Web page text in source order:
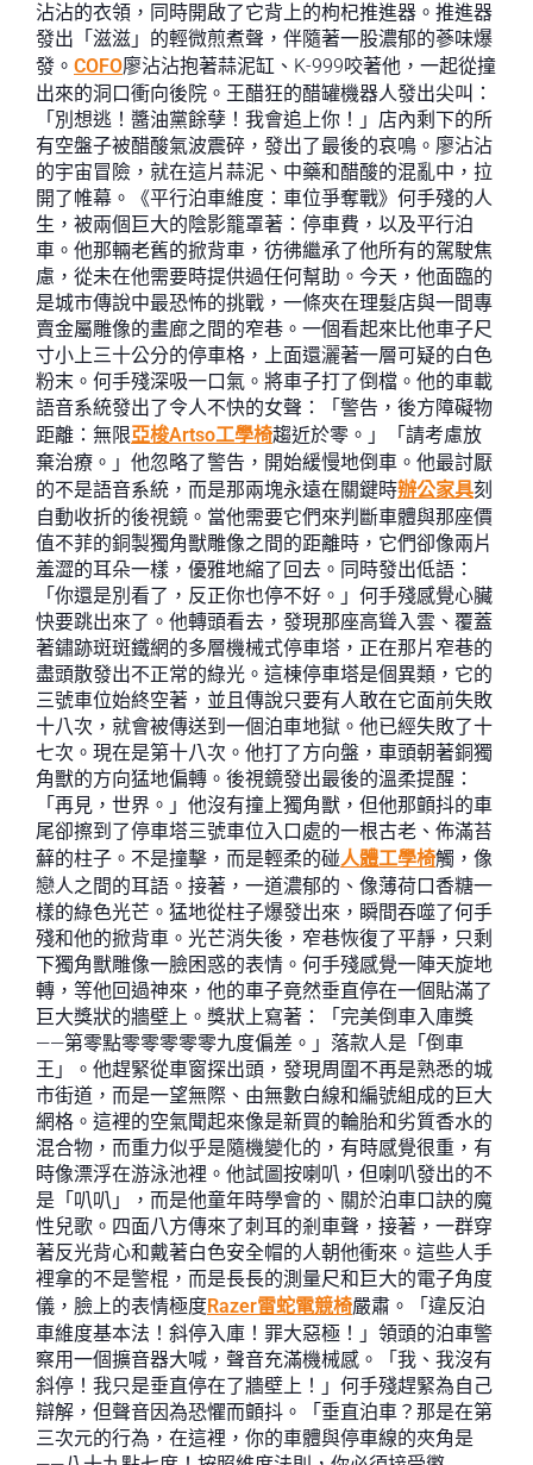
沾沾的衣領，同時開啟了它背上的枸杞推進器。推進器
發出「滋滋」的輕微煎煮聲，伴隨著一股濃郁的蔘味爆
發。 COFO廖沾沾抱著蒜泥缸、K-999咬著他，一起從撞
出來的洞口衝向後院。王醋狂的醋罐機器人發出尖叫：
「別想逃！醬油黨餘孽！我會追上你！」店內剩下的所
有空盤子被醋酸氣波震碎，發出了最後的哀鳴。廖沾沾
的宇宙冒險，就在這片蒜泥、中藥和醋酸的混亂中，拉
開了帷幕。《平行泊車維度：車位爭奪戰》何手殘的人
生，被兩個巨大的陰影籠罩著：停車費，以及平行泊
車。他那輛老舊的掀背車，彷彿繼承了他所有的駕駛焦
慮，從未在他需要時提供過任何幫助。今天，他面臨的
是城市傳說中最恐怖的挑戰，一條夾在理髮店與一間專
賣金屬雕像的畫廊之間的窄巷。一個看起來比他車子尺
寸小上三十公分的停車格，上面還灑著一層可疑的白色
粉末。何手殘深吸一口氣。將車子打了倒檔。他的車載
語音系統發出了令人不快的女聲：「警告，後方障礙物
距離：無限亞梭Artso工學椅趨近於零。」「請考慮放
棄治療。」他忽略了警告，開始緩慢地倒車。他最討厭
的不是語音系統，而是那兩塊永遠在關鍵時辦公家具刻
自動收折的後視鏡。當他需要它們來判斷車體與那座價
值不菲的銅製獨角獸雕像之間的距離時，它們卻像兩片
羞澀的耳朵一樣，優雅地縮了回去。同時發出低語：
「你還是別看了，反正你也停不好。」何手殘感覺心臟
快要跳出來了。他轉頭看去，發現那座高聳入雲、覆蓋
著鏽跡斑斑鐵網的多層機械式停車塔，正在那片窄巷的
盡頭散發出不正常的綠光。這棟停車塔是個異類，它的
三號車位始終空著，並且傳說只要有人敢在它面前失敗
十八次，就會被傳送到一個泊車地獄。他已經失敗了十
七次。現在是第十八次。他打了方向盤，車頭朝著銅獨
角獸的方向猛地偏轉。後視鏡發出最後的溫柔提醒：
「再見，世界。」他沒有撞上獨角獸，但他那顫抖的車
尾卻擦到了停車塔三號車位入口處的一根古老、佈滿苔
蘚的柱子。不是撞擊，而是輕柔的碰人體工學椅觸，像
戀人之間的耳語。接著，一道濃郁的、像薄荷口香糖一
樣的綠色光芒。猛地從柱子爆發出來，瞬間吞噬了何手
殘和他的掀背車。光芒消失後，窄巷恢復了平靜，只剩
下獨角獸雕像一臉困惑的表情。何手殘感覺一陣天旋地
轉，等他回過神來，他的車子竟然垂直停在一個貼滿了
巨大獎狀的牆壁上。獎狀上寫著：「完美倒車入庫獎
——第零點零零零零零九度偏差。」落款人是「倒車
王」。他趕緊從車窗探出頭，發現周圍不再是熟悉的城
市街道，而是一望無際、由無數白線和編號組成的巨大
網格。這裡的空氣聞起來像是新買的輪胎和劣質香水的
混合物，而重力似乎是隨機變化的，有時感覺很重，有
時像漂浮在游泳池裡。他試圖按喇叭，但喇叭發出的不
是「叭叭」，而是他童年時學會的、關於泊車口訣的魔
性兒歌。四面八方傳來了刺耳的剎車聲，接著，一群穿
著反光背心和戴著白色安全帽的人朝他衝來。這些人手
裡拿的不是警棍，而是長長的測量尺和巨大的電子角度
儀，臉上的表情極度Razer雷蛇電競椅嚴肅。「違反泊
車維度基本法！斜停入庫！罪大惡極！」領頭的泊車警
察用一個擴音器大喊，聲音充滿機械感。「我、我沒有
斜停！我只是垂直停在了牆壁上！」何手殘趕緊為自己
辯解，但聲音因為恐懼而顫抖。「垂直泊車？那是在第
三次元的行為，在這裡，你的車體與停車線的夾角是